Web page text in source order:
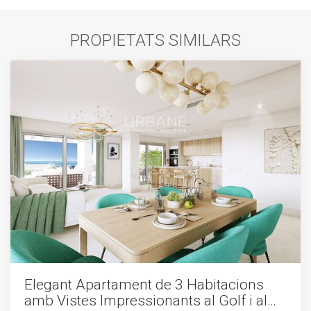
PROPIETATS SIMILARS
Elegant Apartament de 3 Habitacions
amb Vistes Impressionants al Golf i al